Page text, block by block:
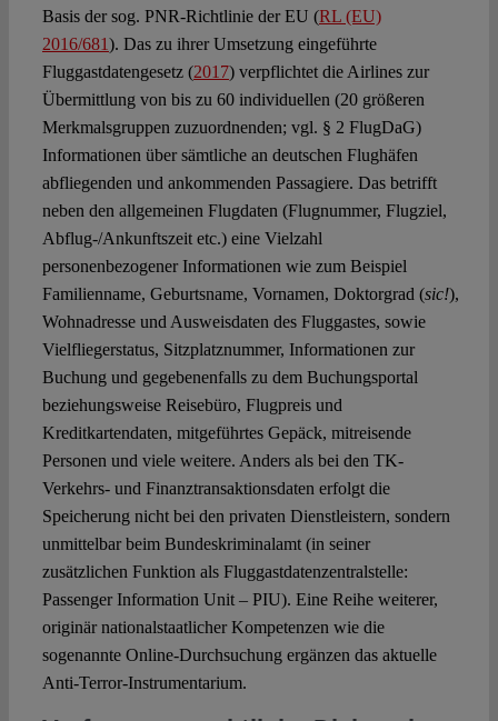
Basis der sog. PNR-Richtlinie der EU (RL (EU)
2016/681). Das zu ihrer Umsetzung eingeführte
Fluggastdatengesetz (2017) verpflichtet die Airlines zur
Übermittlung von bis zu 60 individuellen (20 größeren
Merkmalsgruppen zuzuordnenden; vgl. § 2 FlugDaG)
Informationen über sämtliche an deutschen Flughäfen
abfliegenden und ankommenden Passagiere. Das betrifft
neben den allgemeinen Flugdaten (Flugnummer, Flugziel,
Abflug-/Ankunftszeit etc.) eine Vielzahl
personenbezogener Informationen wie zum Beispiel
Familienname, Geburtsname, Vornamen, Doktorgrad (sic!),
Wohnadresse und Ausweisdaten des Fluggastes, sowie
Vielfliegerstatus, Sitzplatznummer, Informationen zur
Buchung und gegebenenfalls zu dem Buchungsportal
beziehungsweise Reisebüro, Flugpreis und
Kreditkartendaten, mitgeführtes Gepäck, mitreisende
Personen und viele weitere. Anders als bei den TK-
Verkehrs- und Finanztransaktionsdaten erfolgt die
Speicherung nicht bei den privaten Dienstleistern, sondern
unmittelbar beim Bundeskriminalamt (in seiner
zusätzlichen Funktion als Fluggastdatenzentralstelle:
Passenger Information Unit – PIU). Eine Reihe weiterer,
originär nationalstaatlicher Kompetenzen wie die
sogenannte Online-Durchsuchung ergänzen das aktuelle
Anti-Terror-Instrumentarium.